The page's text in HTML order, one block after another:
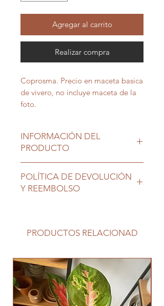
Agregar al carrito
Realizar compra
Coprosma. Precio en maceta basica
de vivero, no incluye maceta de la
foto.
INFORMACIÓN DEL
PRODUCTO
soleada o semisombra, dejar secar
el sustrato entre riegos..
POLÍTICA DE DEVOLUCIÓN
Y REEMBOLSO
en su nuevo hogar no tienen
PRODUCTOS RELACIONAD